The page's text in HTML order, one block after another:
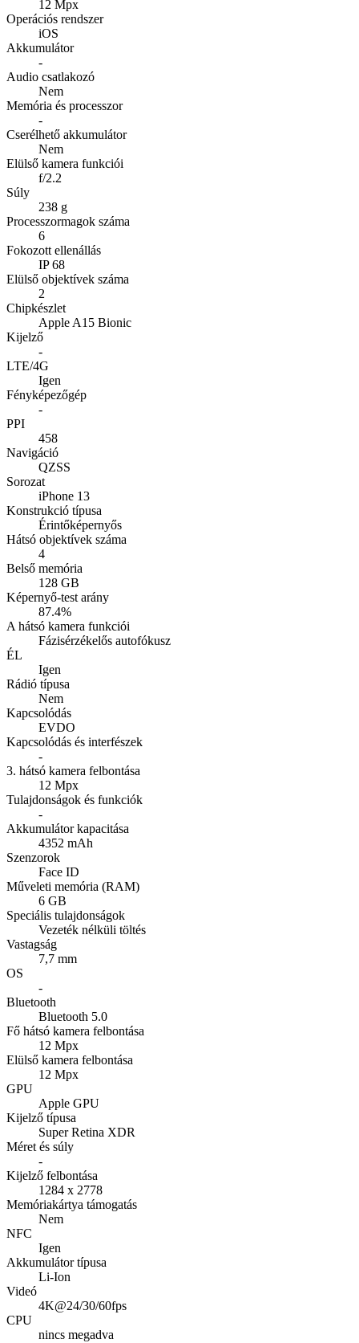
12 Mpx
Operációs rendszer
iOS
Akkumulátor
-
Audio csatlakozó
Nem
Memória és processzor
-
Cserélhető akkumulátor
Nem
Elülső kamera funkciói
f/2.2
Súly
238 g
Processzormagok száma
6
Fokozott ellenállás
IP 68
Elülső objektívek száma
2
Chipkészlet
Apple A15 Bionic
Kijelző
-
LTE/4G
Igen
Fényképezőgép
-
PPI
458
Navigáció
QZSS
Sorozat
iPhone 13
Konstrukció típusa
Érintőképernyős
Hátsó objektívek száma
4
Belső memória
128 GB
Képernyő-test arány
87.4%
A hátsó kamera funkciói
Fázisérzékelős autofókusz
ÉL
Igen
Rádió típusa
Nem
Kapcsolódás
EVDO
Kapcsolódás és interfészek
-
3. hátsó kamera felbontása
12 Mpx
Tulajdonságok és funkciók
-
Akkumulátor kapacitása
4352 mAh
Szenzorok
Face ID
Műveleti memória (RAM)
6 GB
Speciális tulajdonságok
Vezeték nélküli töltés
Vastagság
7,7 mm
OS
-
Bluetooth
Bluetooth 5.0
Fő hátsó kamera felbontása
12 Mpx
Elülső kamera felbontása
12 Mpx
GPU
Apple GPU
Kijelző típusa
Super Retina XDR
Méret és súly
-
Kijelző felbontása
1284 x 2778
Memóriakártya támogatás
Nem
NFC
Igen
Akkumulátor típusa
Li-Ion
Videó
4K@24/30/60fps
CPU
nincs megadva